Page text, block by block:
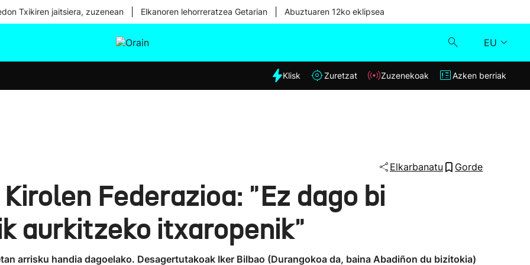
Txikiren jaitsiera, zuzenean Elkanoren lehorreratzea Getarian Abuztuaren 12ko eklipsea
EU
Eguraldia
Klisk
Klisk Zuretzat Zuzenekoak Azken berriak
Elkarbanatu Gorde
Federazioa: "Ez dago bi
aurkitzeko itxaropenik"
arrisku handia dagoelako. Desagertutakoak Iker Bilbao (Durangokoa da, baina Abadiñon du bizitokia)